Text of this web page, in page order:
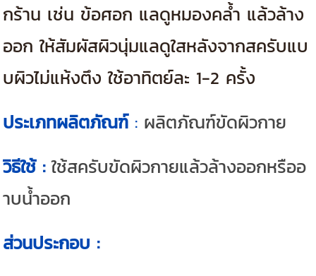
กร้าน เช่น ข้อศอก แลดูหมองคล้ำ แล้วล้าง
ออก ให้สัมผัสผิวนุ่มแลดูใสหลังจากสครับแบ
บผิวไม่แห้งตึง ใช้อาทิตย์ละ 1-2 ครั้ง
ประเภทผลิตภัณฑ์: ผลิตภัณฑ์ขัดผิวกาย
วิธีใช้ : ใช้สครับขัดผิวกายแล้วล้างออกหรืออ
าบน้ำออก
ส่วนประกอบ :